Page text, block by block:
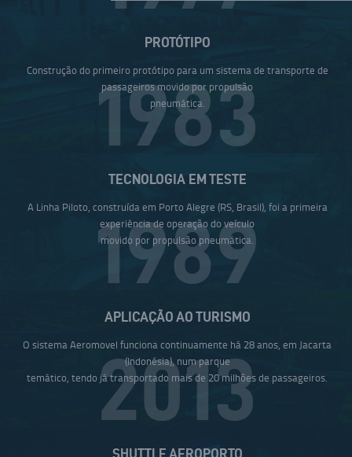
PROTÓTIPO
Construção do primeiro protótipo para um sistema de transporte de
passageiros movido por propulsão
pneumática.
1983
TECNOLOGIA EM TESTE
A Linha Piloto, construída em Porto Alegre (RS, Brasil), foi a primeira
experiência de operação do veículo
movido por propulsão pneumática.
1989
APLICAÇÃO AO TURISMO
O sistema Aeromovel funciona continuamente há 28 anos, em Jacarta
(Indonésia), num parque
temático, tendo já transportado mais de 20 milhões de passageiros.
2013
SHUTTLE AEROPORTO